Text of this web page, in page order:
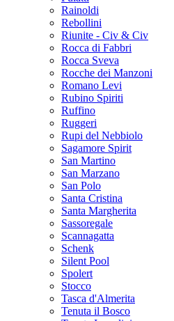
Rainoldi
Rebollini
Riunite - Civ & Civ
Rocca di Fabbri
Rocca Sveva
Rocche dei Manzoni
Romano Levi
Rubino Spiriti
Ruffino
Ruggeri
Rupi del Nebbiolo
Sagamore Spirit
San Martino
San Marzano
San Polo
Santa Cristina
Santa Margherita
Sassoregale
Scannagatta
Schenk
Silent Pool
Spolert
Stocco
Tasca d'Almerita
Tenuta il Bosco